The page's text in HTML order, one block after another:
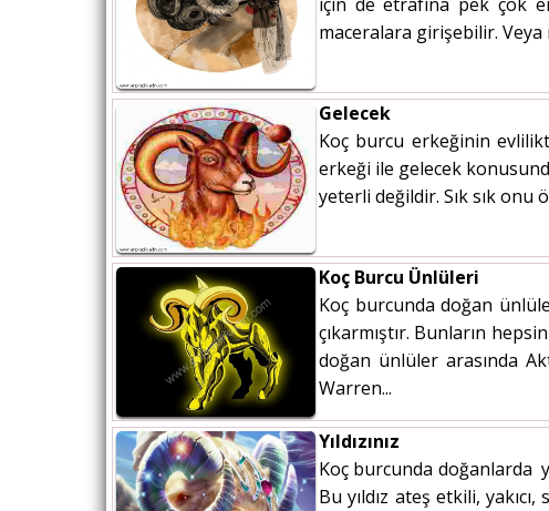
maceralara girişebilir.
Gelecek
Koç burcu erkeğinin
erkeği ile gelecek
yeterli değildir. Sık sık onu
Koç Burcu Ünlüleri
Koç burcunda doğan
çıkarmıştır. Bunların
doğan ünlüler arasında
Warren...
Yıldızınız
Koç burcunda doğanlarda
Bu yıldız ateş etkili,